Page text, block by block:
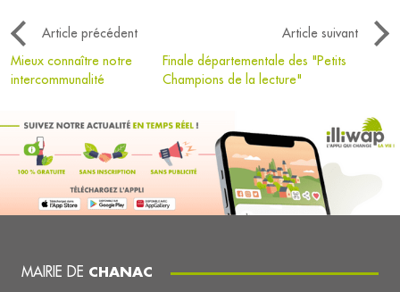
Article précédent
Article suivant
Mieux connaître notre
intercommunalité
Finale départementale des "Petits
Champions de la lecture"
MAIRIE DE CHANAC